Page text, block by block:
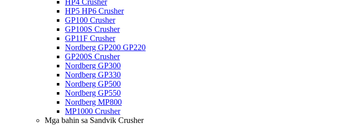
HP4 Crusher
HP5 HP6 Crusher
GP100 Crusher
GP100S Crusher
GP11F Crusher
Nordberg GP200 GP220
GP200S Crusher
Nordberg GP300
Nordberg GP330
Nordberg GP500
Nordberg GP550
Nordberg MP800
MP1000 Crusher
Mga bahin sa Sandvik Crusher